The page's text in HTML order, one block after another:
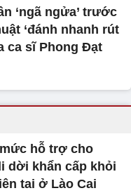
‘ngã ngửa’ trước
‘đánh nhanh rút
ca sĩ Phong Đạt
hỗ trợ cho
dời khẩn cấp khỏi
tai ở Lào Cai